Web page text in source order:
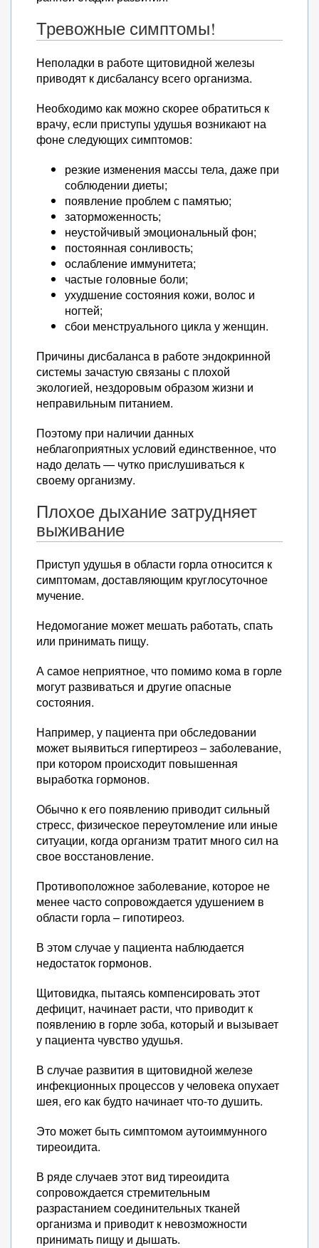
Тревожные симптомы!
Неполадки в работе щитовидной железы
приводят к дисбалансу всего организма.
Необходимо как можно скорее обратиться к
врачу, если приступы удушья возникают на
фоне следующих симптомов:
резкие изменения массы тела, даже при
соблюдении диеты;
появление проблем с памятью;
заторможенность;
неустойчивый эмоциональный фон;
постоянная сонливость;
ослабление иммунитета;
частые головные боли;
ухудшение состояния кожи, волос и
ногтей;
сбои менструального цикла у женщин.
Причины дисбаланса в работе эндокринной
системы зачастую связаны с плохой
экологией, нездоровым образом жизни и
неправильным питанием.
Поэтому при наличии данных
неблагоприятных условий единственное, что
надо делать — чутко прислушиваться к
своему организму.
Плохое дыхание затрудняет
выживание
Приступ удушья в области горла относится к
симптомам, доставляющим круглосуточное
мучение.
Недомогание может мешать работать, спать
или принимать пищу.
А самое неприятное, что помимо кома в горле
могут развиваться и другие опасные
состояния.
Например, у пациента при обследовании
может выявиться гипертиреоз – заболевание,
при котором происходит повышенная
выработка гормонов.
Обычно к его появлению приводит сильный
стресс, физическое переутомление или иные
ситуации, когда организм тратит много сил на
свое восстановление.
Противоположное заболевание, которое не
менее часто сопровождается удушением в
области горла – гипотиреоз.
В этом случае у пациента наблюдается
недостаток гормонов.
Щитовидка, пытаясь компенсировать этот
дефицит, начинает расти, что приводит к
появлению в горле зоба, который и вызывает
у пациента чувство удушья.
В случае развития в щитовидной железе
инфекционных процессов у человека опухает
шея, его как будто начинает что-то душить.
Это может быть симптомом аутоиммунного
тиреоидита.
В ряде случаев этот вид тиреоидита
сопровождается стремительным
разрастанием соединительных тканей
организма и приводит к невозможности
принимать пищу и дышать.